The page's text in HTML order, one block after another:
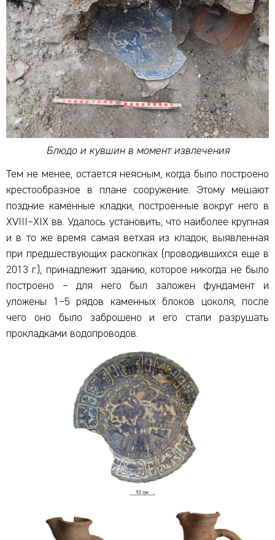
Блюдо и кувшин в момент извлечения
Тем не менее, остается неясным, когда было построено
крестообразное в плане сооружение. Этому мешают
поздние каменные кладки, построенные вокруг него в
XVIII–XIX вв. Удалось установить, что наиболее крупная
и в то же время самая ветхая из кладок, выявленная
при предшествующих раскопках (проводившихся еще в
2013 г.), принадлежит зданию, которое никогда не было
построено – для него был заложен фундамент и
уложены 1–5 рядов каменных блоков цоколя, после
чего оно было заброшено и его стали разрушать
прокладками водопроводов.